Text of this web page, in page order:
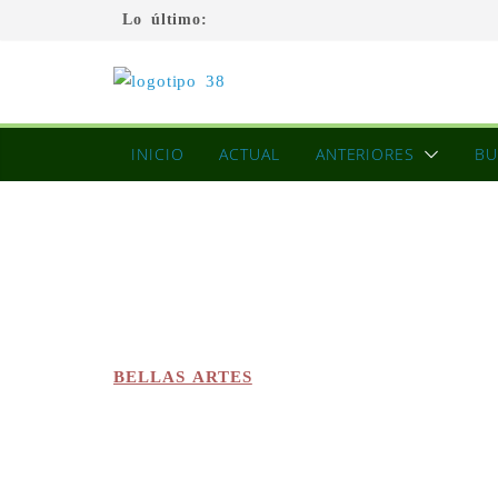
Lo último:
INICIO ACTUAL ANTERIORES
BELLAS ARTES